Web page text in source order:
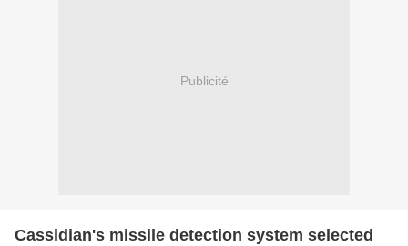
Publicité
Cassidian's missile detection system selected